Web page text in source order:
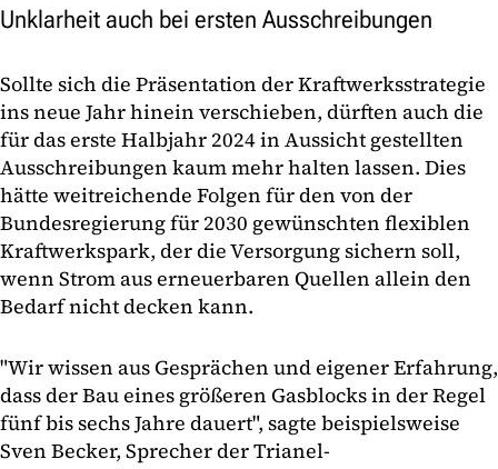
Unklarheit auch bei ersten Ausschreibungen
Sollte sich die Präsentation der Kraftwerksstrategie
ins neue Jahr hinein verschieben, dürften auch die
für das erste Halbjahr 2024 in Aussicht gestellten
Ausschreibungen kaum mehr halten lassen. Dies
hätte weitreichende Folgen für den von der
Bundesregierung für 2030 gewünschten flexiblen
Kraftwerkspark, der die Versorgung sichern soll,
wenn Strom aus erneuerbaren Quellen allein den
Bedarf nicht decken kann.
"Wir wissen aus Gesprächen und eigener Erfahrung,
dass der Bau eines größeren Gasblocks in der Regel
fünf bis sechs Jahre dauert", sagte beispielsweise
Sven Becker, Sprecher der Trianel-